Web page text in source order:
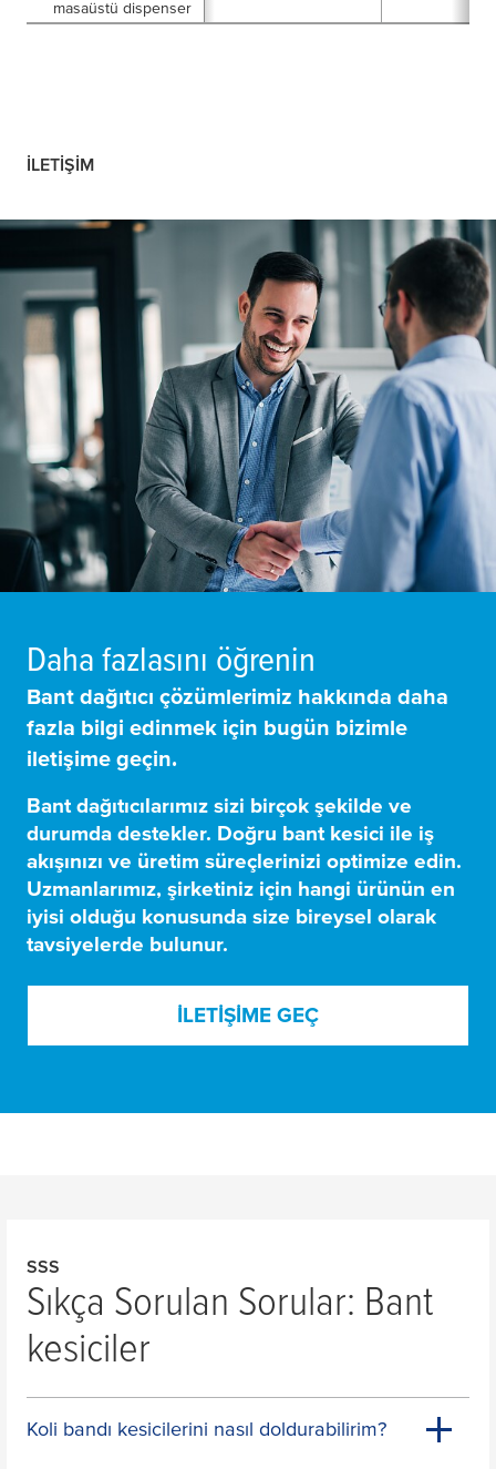
masaüstü dispenser
İLETIŞIM
Daha fazlasını öğrenin
Bant dağıtıcı çözümlerimiz hakkında daha
fazla bilgi edinmek için bugün bizimle
iletişime geçin.
Bant dağıtıcılarımız sizi birçok şekilde ve
durumda destekler. Doğru bant kesici ile iş
akışınızı ve üretim süreçlerinizi optimize edin.
Uzmanlarımız, şirketiniz için hangi ürünün en
iyisi olduğu konusunda size bireysel olarak
tavsiyelerde bulunur.
İLETIŞIME GEÇ
SSS
Sıkça Sorulan Sorular: Bant
kesiciler
Koli bandı kesicilerini nasıl doldurabilirim?